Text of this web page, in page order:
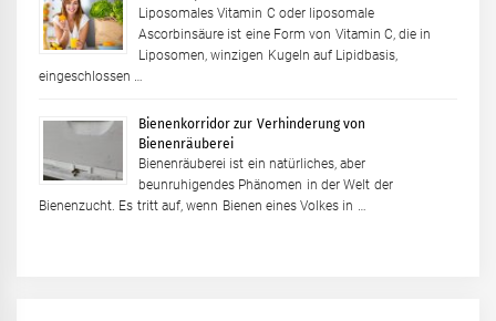
Liposomales Vitamin C oder liposomale
Ascorbinsäure ist eine Form von Vitamin C, die in
Liposomen, winzigen Kugeln auf Lipidbasis,
eingeschlossen …
Bienenkorridor zur Verhinderung von
Bienenräuberei
Bienenräuberei ist ein natürliches, aber
beunruhigendes Phänomen in der Welt der
Bienenzucht. Es tritt auf, wenn Bienen eines Volkes in …